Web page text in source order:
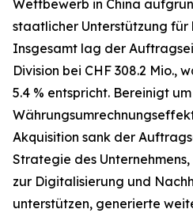
Wettbewerb in China
staatlicher Unterstützung für
Insgesamt lag der
Division bei CHF 308.2 Mio.,
5.4 % entspricht. Bereinigt um
Akquisition sank der
Strategie des
zur Digitalisierung und
unterstützen, generierte